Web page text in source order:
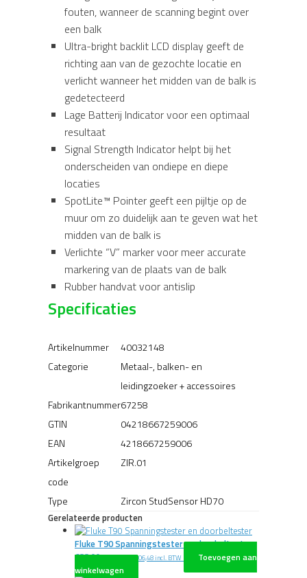
fouten, wanneer de scanning begint over
een balk
Ultra-bright backlit LCD display geeft de
richting aan van de gezochte locatie en
verlicht wanneer het midden van de balk is
gedetecteerd
Lage Batterij Indicator voor een optimaal
resultaat
Signal Strength Indicator helpt bij het
onderscheiden van ondiepe en diepe
locaties
SpotLite™ Pointer geeft een pijltje op de
muur om zo duidelijk aan te geven wat het
midden van de balk is
Verlichte “V” marker voor meer accurate
markering van de plaats van de balk
Rubber handvat voor antislip
Specificaties
Artikelnummer
40032148
Categorie
Metaal-, balken- en
leidingzoeker + accessoires
Fabrikantnummer67258
GTIN
04218667259006
EAN
4218667259006
Artikelgroep
code
ZIR.01
Type Zircon StudSensor HD70
Gerelateerde producten
Fluke T90 Spanningstester en doorbeltester
€88,00 excl. BTW€106,48 incl. BTW
Toevoegen aan
winkelwagen